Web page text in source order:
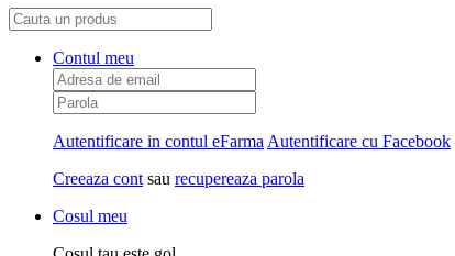
Contul meu
Autentificare in contul eFarma Autentificare cu Facebook
Creeaza cont sau recupereaza parola
Cosul meu